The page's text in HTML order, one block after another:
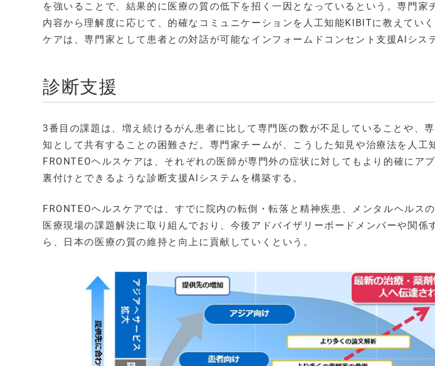
を強いることで、結果的に医療の質の低下を招く一因となっているという。専門家
内容から理解度に応じて、的確なコミュニケーションを人工知能KIBITに教えてい
ケアは、専門家として患者との対話が可能なインフォームドコンセント支援AIシス
診断支援
3番目の課題は、増え続けるがん患者に比して専門医の数が不足していることや、
知として共有することの困難さだ。専門家チームが、こうした知見や治療法を人工
FRONTEOヘルスケアは、それぞれの医師が専門外の症状に対してもより的確にア
裏付けとできるような診断支援AIシステムを構築する。
FRONTEOヘルスケアでは、すでに院内の転倒・転落と精神疾患、メンタルヘルス
医療現場の課題解決に取り組んでおり、今後アドバイザリーボードメンバーや関係
ら、日本の医療の質の維持と向上に貢献していくという。